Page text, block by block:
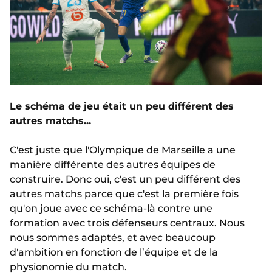
Le schéma de jeu était un peu différent des
autres matchs...
C'est juste que l'Olympique de Marseille a une
manière différente des autres équipes de
construire. Donc oui, c'est un peu différent des
autres matchs parce que c'est la première fois
qu'on joue avec ce schéma-là contre une
formation avec trois défenseurs centraux. Nous
nous sommes adaptés, et avec beaucoup
d'ambition en fonction de l’équipe et de la
physionomie du match.